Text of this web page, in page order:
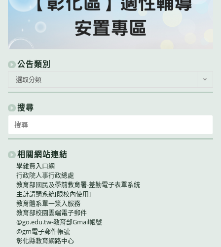
公告類別
類
別
選取分類
搜尋
for:
相關網站連結
學雜費入口網
行政院人事行政總處
教育部國民及學前教育署-差勤電子表單系統
主計請購系統[限校內使用]
教育體系單一簽入服務
教育部校園雲端電子郵件
@go.edu.tw-教育部Gmail帳號
@gm電子郵件帳號
彰化縣教育網路中心